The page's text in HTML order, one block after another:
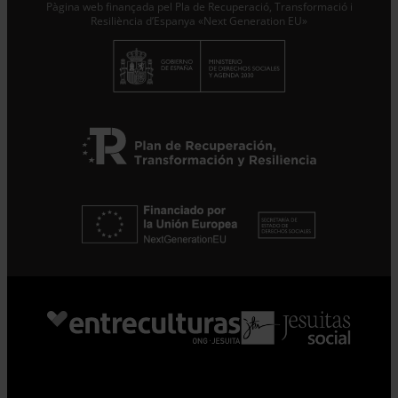
Subscriure’m
Pàgina web finançada pel Pla de Recuperació, Transformació i
Resiliència d’Espanya «Next Generation EU»